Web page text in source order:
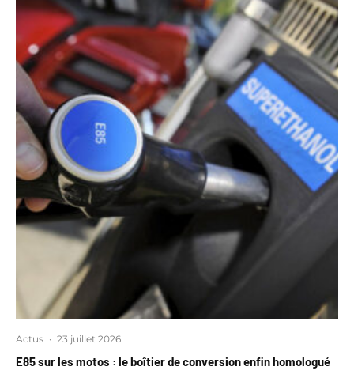
Actus · 23 juillet 2026
E85 sur les motos : le boîtier de conversion enfin homologué